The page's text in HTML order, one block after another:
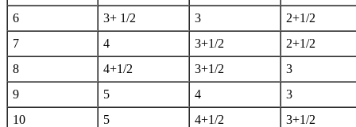
6
3+ 1/2 3
2+1/2
7
4 3+1/2
2+1/2
8
4+1/2 3+1/2
3
9
5 4
3
10
5 4+1/2
3+1/2